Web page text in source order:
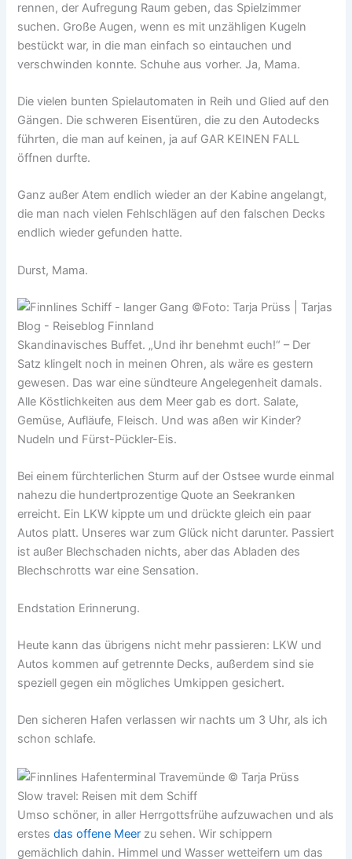
rennen, der Aufregung Raum geben, das Spielzimmer
suchen. Große Augen, wenn es mit unzähligen Kugeln
bestückt war, in die man einfach so eintauchen und
verschwinden konnte. Schuhe aus vorher. Ja, Mama.
Die vielen bunten Spielautomaten in Reih und Glied auf den
Gängen. Die schweren Eisentüren, die zu den Autodecks
führten, die man auf keinen, ja auf GAR KEINEN FALL
öffnen durfte.
Ganz außer Atem endlich wieder an der Kabine angelangt,
die man nach vielen Fehlschlägen auf den falschen Decks
endlich wieder gefunden hatte.
Durst, Mama.
Skandinavisches Buffet. „Und ihr benehmt euch!“ – Der
Satz klingelt noch in meinen Ohren, als wäre es gestern
gewesen. Das war eine sündteure Angelegenheit damals.
Alle Köstlichkeiten aus dem Meer gab es dort. Salate,
Gemüse, Aufläufe, Fleisch. Und was aßen wir Kinder?
Nudeln und Fürst-Pückler-Eis.
Bei einem fürchterlichen Sturm auf der Ostsee wurde einmal
nahezu die hundertprozentige Quote an Seekranken
erreicht. Ein LKW kippte um und drückte gleich ein paar
Autos platt. Unseres war zum Glück nicht darunter. Passiert
ist außer Blechschaden nichts, aber das Abladen des
Blechschrotts war eine Sensation.
Endstation Erinnerung.
Heute kann das übrigens nicht mehr passieren: LKW und
Autos kommen auf getrennte Decks, außerdem sind sie
speziell gegen ein mögliches Umkippen gesichert.
Den sicheren Hafen verlassen wir nachts um 3 Uhr, als ich
schon schlafe.
Slow travel: Reisen mit dem Schiff
Umso schöner, in aller Herrgottsfrühe aufzuwachen und als
erstes das offene Meer zu sehen. Wir schippern
gemächlich dahin. Himmel und Wasser wetteifern um das